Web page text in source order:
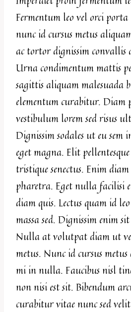
Fermentum leo vel orci
nunc id cursus metus
ac tortor dignissim convallis
Urna condimentum mattis
sagittis aliquam malesuada
elementum curabitur. Diam
vestibulum lorem sed risus
Dignissim sodales ut eu sem
eget magna. Elit
tristique senectus. Enim
pharetra. Eget nulla facilisi
diam quis. Lectus quam id
massa sed. Dignissim enim
Nulla at volutpat diam ut
metus. Nunc id cursus
mi in nulla. Faucibus nisl
non nisi est sit. Bibendum
curabitur vitae nunc sed